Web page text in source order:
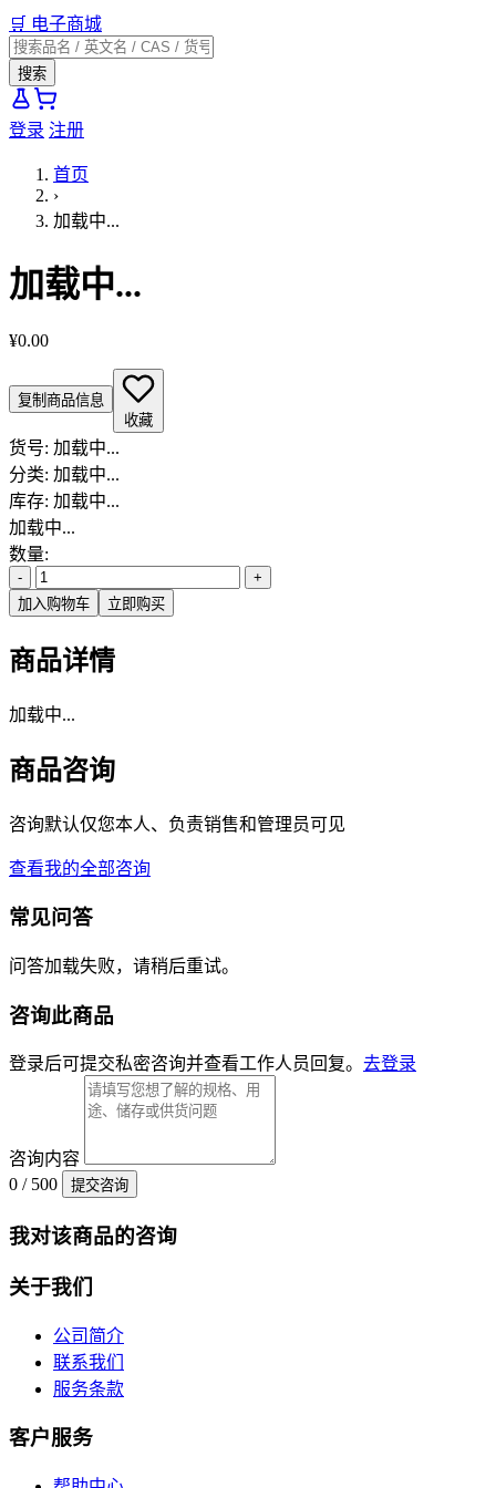
🛒 电子商城
搜索
登录 注册
首页
›
加载中...
加载中...
¥0.00
复制商品信息
收藏
货号: 加载中...
分类: 加载中...
库存: 加载中...
加载中...
数量:
-
+
加入购物车
立即购买
商品详情
加载中...
商品咨询
咨询默认仅您本人、负责销售和管理员可见
查看我的全部咨询
常见问答
问答加载失败，请稍后重试。
咨询此商品
登录后可提交私密咨询并查看工作人员回复。 去登录
咨询内容
0 / 500
提交咨询
我对该商品的咨询
关于我们
公司简介
联系我们
服务条款
客户服务